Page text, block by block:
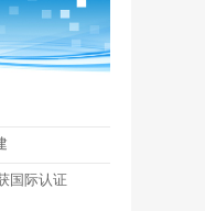
国际认证